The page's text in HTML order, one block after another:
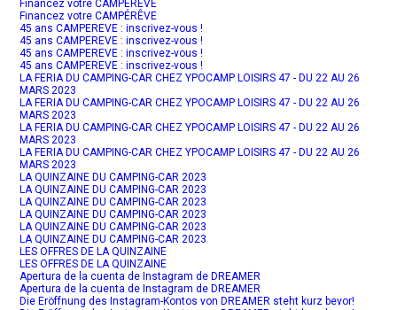
Financez votre CAMPÉRÊVE
Financez votre CAMPÉRÊVE
45 ans CAMPEREVE : inscrivez-vous !
45 ans CAMPEREVE : inscrivez-vous !
45 ans CAMPEREVE : inscrivez-vous !
45 ans CAMPEREVE : inscrivez-vous !
LA FERIA DU CAMPING-CAR CHEZ YPOCAMP LOISIRS 47 - DU 22 AU 26
MARS 2023
LA FERIA DU CAMPING-CAR CHEZ YPOCAMP LOISIRS 47 - DU 22 AU 26
MARS 2023
LA FERIA DU CAMPING-CAR CHEZ YPOCAMP LOISIRS 47 - DU 22 AU 26
MARS 2023
LA FERIA DU CAMPING-CAR CHEZ YPOCAMP LOISIRS 47 - DU 22 AU 26
MARS 2023
LA QUINZAINE DU CAMPING-CAR 2023
LA QUINZAINE DU CAMPING-CAR 2023
LA QUINZAINE DU CAMPING-CAR 2023
LA QUINZAINE DU CAMPING-CAR 2023
LA QUINZAINE DU CAMPING-CAR 2023
LA QUINZAINE DU CAMPING-CAR 2023
LES OFFRES DE LA QUINZAINE
LES OFFRES DE LA QUINZAINE
Apertura de la cuenta de Instagram de DREAMER
Apertura de la cuenta de Instagram de DREAMER
Die Eröffnung des Instagram-Kontos von DREAMER steht kurz bevor!